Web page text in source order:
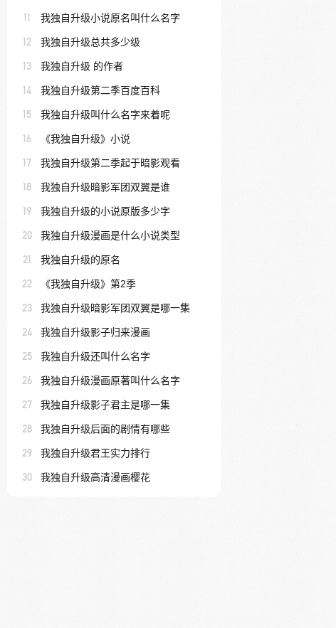
11 我独自升级小说原名叫什么名字
12 我独自升级总共多少级
13 我独自升级 的作者
14 我独自升级第二季百度百科
15 我独自升级叫什么名字来着呢
16 《我独自升级》小说
17 我独自升级第二季起于暗影观看
18 我独自升级暗影军团双翼是谁
19 我独自升级的小说原版多少字
20 我独自升级漫画是什么小说类型
21 我独自升级的原名
22 《我独自升级》第2季
23 我独自升级暗影军团双翼是哪一集
24 我独自升级影子归来漫画
25 我独自升级还叫什么名字
26 我独自升级漫画原著叫什么名字
27 我独自升级影子君主是哪一集
28 我独自升级后面的剧情有哪些
29 我独自升级君王实力排行
30 我独自升级高清漫画樱花